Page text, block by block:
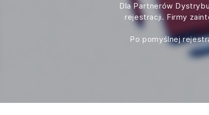
Dla Partnerów
rejestracji. Firmy
Po pomyślnej